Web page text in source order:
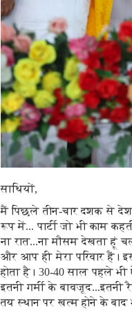
साथियों,
मैं पिछले तीन-चार दशक से देश
रूप में... पार्टी जो भी काम
ना रात...ना मौसम देखता हूं
और आप ही मेरा परिवार हैं।
होता है। 30-40 साल पहले
इतनी गर्मी के
तय स्थान पर खत्म होने के